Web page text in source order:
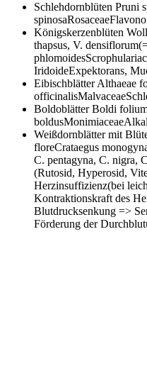
Schlehdornblüten Pruni
Königskerzenblüten
thapsus, V.
IridoideExpektorans,
EibischblätterAlthaeae
BoldoblätterBoldi
Weißdornblätter mit
floreCrataegus
C. pentagyna, C. nigra,
(Rutosid, Hyperosid,
Herzinsuffizienz(bei
Kontraktionskraft des
Blutdrucksenkung =>
Förderung der